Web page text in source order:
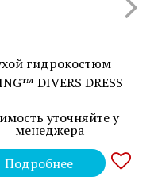
гидрокостюм
DIVERS DRESS
уточняйте у
менеджера
Подробнее